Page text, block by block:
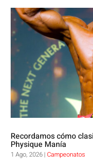
Recordamos cómo
Physique Manía
1 Ago, 2026 |Campeonatos